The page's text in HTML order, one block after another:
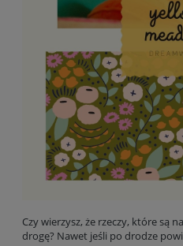
Czy wierzysz, że rzeczy, które są
drogę? Nawet jeśli po drodze